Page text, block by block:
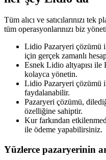
Tüm alıcı ve satıcılarınızı
tüm operasyonlarınızı biz
Lidio Pazaryeri çözümü
için gerçek zamanlı
Esnek Lidio altyapısı ile
kolayca yönetin.
Lidio Pazaryeri çözümü
faydalanabilir.
Pazaryeri çözümü,
özelliğine sahiptir.
Kur farkından
ile ödeme yapabilirsiniz.
Yüzlerce pazaryerinin